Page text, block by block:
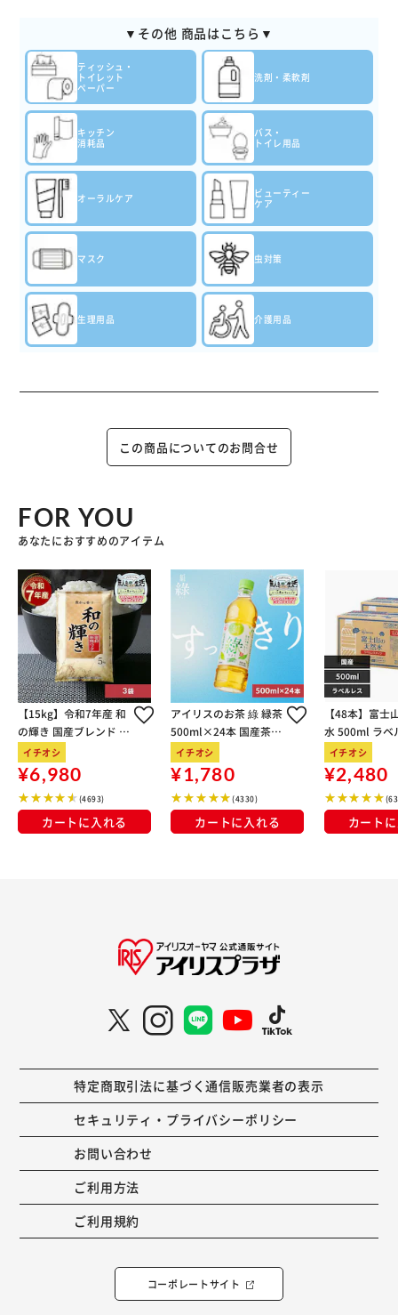
▼その他 商品はこちら▼
ティッシュ・
トイレット
ペーパー
洗剤・柔軟剤
キッチン
消耗品
バス・
トイレ用品
オーラルケア
ビューティー
ケア
マスク 虫対策
生理用品 介護用品
この商品についてのお問合せ
FOR YOU
あなたにおすすめのアイテム
【15kg】令和7年産 和
の輝き 国産ブレンド 5
kg×3袋
イチオシ
¥6,980
(4693)
カートに入れる
アイリスのお茶 綠 緑茶
500ml×24本 国産茶葉
100％使用
イチオシ
¥1,780
(4330)
カートに入れる
【48本】富士
水 500ml ラベ
イチオシ
¥2,480
カート
特定商取引法に基づく通信販売業者の表示
セキュリティ・プライバシーポリシー
お問い合わせ
ご利用方法
ご利用規約
コーポレートサイト